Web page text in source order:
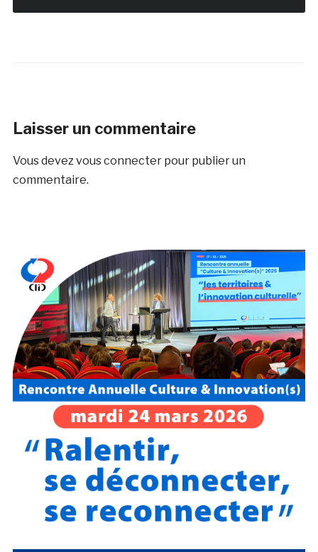
Laisser un commentaire
Vous devez vous connecterpour publier un
commentaire.